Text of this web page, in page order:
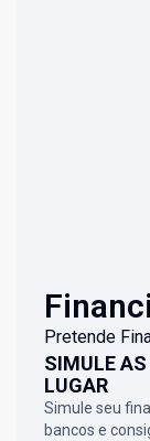
Pretende
SIMULE
LUGAR
Simule seu
bancos e